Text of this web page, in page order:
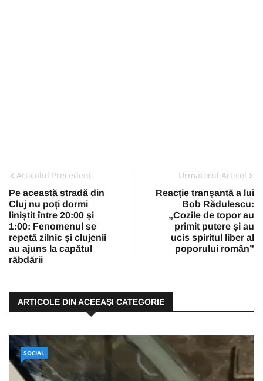
Articolul Precedent
Pe această stradă din
Cluj nu poți dormi
liniștit între 20:00 și
1:00: Fenomenul se
repetă zilnic și clujenii
au ajuns la capătul
răbdării
Urmatorul Articol
Reacție tranșantă a lui
Bob Rădulescu:
„Cozile de topor au
primit putere și au
ucis spiritul liber al
poporului român”
ARTICOLE DIN ACEEAŞI CATEGORIE
SOCIAL